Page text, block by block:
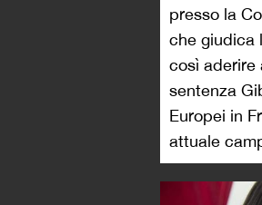
presso la
che giudica
così aderire
sentenza
Europei in
attuale